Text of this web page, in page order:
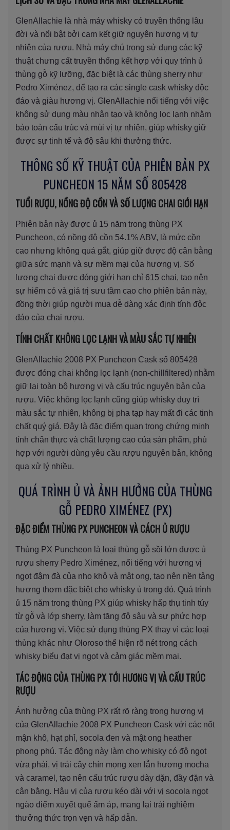
GlenAllachie là nhà máy whisky có truyền thống lâu
đời và nổi bật bởi cam kết giữ nguyên hương vị tự
nhiên của rượu. Nhà máy chú trọng sử dụng các kỹ
thuật chưng cất truyền thống kết hợp với quy trình ủ
thùng gỗ kỹ lưỡng, đặc biệt là các thùng sherry như
Pedro Ximénez, để tạo ra các single cask whisky độc
đáo và giàu hương vị. GlenAllachie nổi tiếng với việc
không sử dụng màu nhân tạo và không lọc lạnh nhằm
bảo toàn cấu trúc và mùi vị tự nhiên, giúp whisky giữ
được sự tinh tế và độ sâu khi thưởng thức.
THÔNG SỐ KỸ THUẬT CỦA PHIÊN BẢN PX
PUNCHEON 15 NĂM SỐ 805428
TUỔI RƯỢU, NỒNG ĐỘ CỒN VÀ SỐ LƯỢNG CHAI GIỚI HẠN
Phiên bản này được ủ 15 năm trong thùng PX
Puncheon, có nồng độ cồn 54.1% ABV, là mức cồn
cao nhưng không quá gắt, giúp giữ được độ cân bằng
giữa sức mạnh và sự mềm mại của hương vị. Số
lượng chai được đóng giới hạn chỉ 615 chai, tạo nên
sự hiếm có và giá trị sưu tầm cao cho phiên bản này,
đồng thời giúp người mua dễ dàng xác định tính độc
đáo của chai rượu.
TÍNH CHẤT KHÔNG LỌC LẠNH VÀ MÀU SẮC TỰ NHIÊN
GlenAllachie 2008 PX Puncheon Cask số 805428
được đóng chai không lọc lạnh (non-chillfiltered) nhằm
giữ lại toàn bộ hương vị và cấu trúc nguyên bản của
rượu. Việc không lọc lạnh cũng giúp whisky duy trì
màu sắc tự nhiên, không bị pha tạp hay mất đi các tinh
chất quý giá. Đây là đặc điểm quan trọng chứng minh
tính chân thực và chất lượng cao của sản phẩm, phù
hợp với người dùng yêu cầu rượu nguyên bản, không
qua xử lý nhiều.
QUÁ TRÌNH Ủ VÀ ẢNH HƯỞNG CỦA THÙNG
GỖ PEDRO XIMÉNEZ (PX)
ĐẶC ĐIỂM THÙNG PX PUNCHEON VÀ CÁCH Ủ RƯỢU
Thùng PX Puncheon là loại thùng gỗ sồi lớn được ủ
rượu sherry Pedro Ximénez, nổi tiếng với hương vị
ngọt đậm đà của nho khô và mật ong, tạo nên nền tảng
hương thơm đặc biệt cho whisky ủ trong đó. Quá trình
ủ 15 năm trong thùng PX giúp whisky hấp thụ tinh túy
từ gỗ và lớp sherry, làm tăng độ sâu và sự phức hợp
của hương vị. Việc sử dụng thùng PX thay vì các loại
thùng khác như Oloroso thể hiện rõ nét trong cách
whisky biểu đạt vị ngọt và cảm giác mềm mại.
TÁC ĐỘNG CỦA THÙNG PX TỚI HƯƠNG VỊ VÀ CẤU TRÚC
RƯỢU
Ảnh hưởng của thùng PX rất rõ ràng trong hương vị
của GlenAllachie 2008 PX Puncheon Cask với các nốt
mận khô, hạt phỉ, socola đen và mật ong heather
phong phú. Tác động này làm cho whisky có độ ngọt
vừa phải, vị trái cây chín mọng xen lẫn hương mocha
và caramel, tạo nên cấu trúc rượu dày dặn, đầy đặn và
cân bằng. Hậu vị của rượu kéo dài với vị socola ngọt
ngào điểm xuyết quế ấm áp, mang lại trải nghiệm
thưởng thức trọn vẹn và hấp dẫn.